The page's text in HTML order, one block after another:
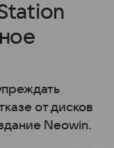
от дисков
Neowin.